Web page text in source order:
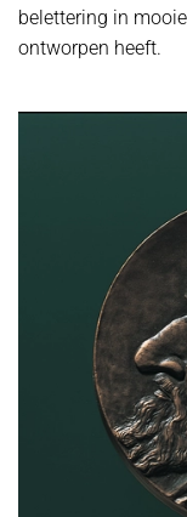
belettering in
ontworpen heeft.